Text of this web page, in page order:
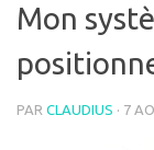
Mon
PAR CLAUDIUS · 7